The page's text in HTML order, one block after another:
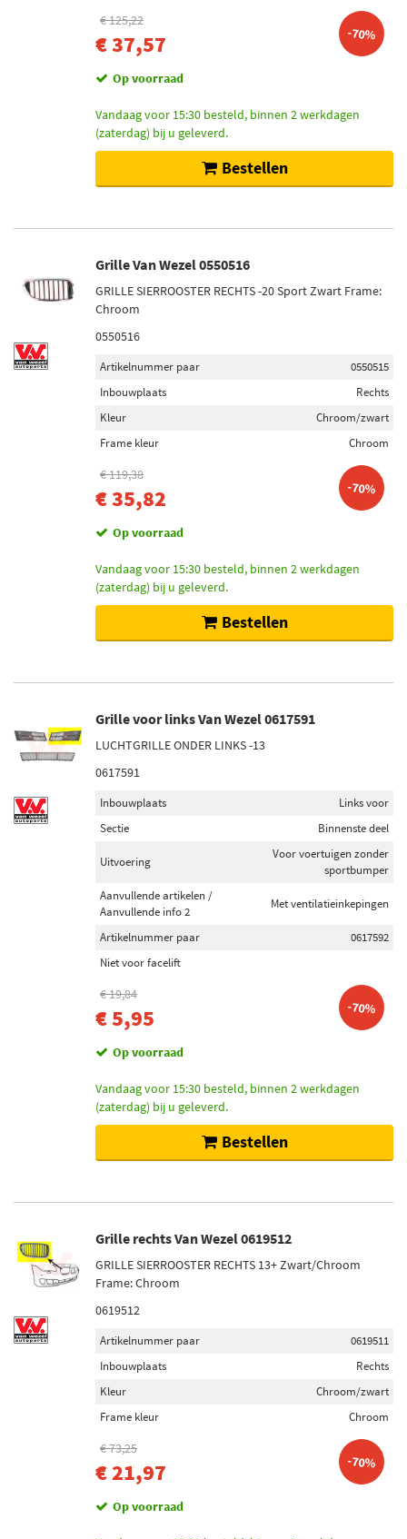
€ 125,22
€ 37,57 -70%
Op voorraad
Vandaag voor 15:30 besteld, binnen 2 werkdagen
(zaterdag) bij u geleverd.
Bestellen
Grille Van Wezel 0550516
GRILLE SIERROOSTER RECHTS -20 Sport Zwart Frame:
Chroom
0550516
Artikelnummer paar
0550515
Inbouwplaats
Rechts
Kleur
Chroom/zwart
Frame kleur
Chroom
€ 119,38
€ 35,82 -70%
Op voorraad
Vandaag voor 15:30 besteld, binnen 2 werkdagen
(zaterdag) bij u geleverd.
Bestellen
Grille voor links Van Wezel 0617591
LUCHTGRILLE ONDER LINKS -13
0617591
Inbouwplaats
Links voor
Sectie
Binnenste deel
Uitvoering
Voor voertuigen zonder
sportbumper
Aanvullende artikelen /
Aanvullende info 2
Met ventilatieinkepingen
Artikelnummer paar
0617592
Niet voor facelift
€ 19,84
€ 5,95 -70%
Op voorraad
Vandaag voor 15:30 besteld, binnen 2 werkdagen
(zaterdag) bij u geleverd.
Bestellen
Grille rechts Van Wezel 0619512
GRILLE SIERROOSTER RECHTS 13+ Zwart/Chroom
Frame: Chroom
0619512
Artikelnummer paar
0619511
Inbouwplaats
Rechts
Kleur
Chroom/zwart
Frame kleur
Chroom
€ 73,25
€ 21,97 -70%
Op voorraad